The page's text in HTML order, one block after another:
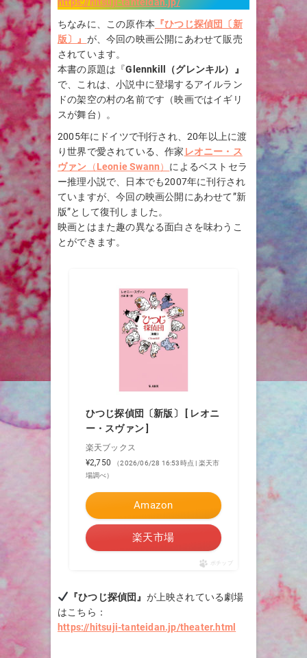
ちなみに、この原作本 『ひつじ探偵団〔新
版〕』 が、今回の映画公開にあわせて販売
されています。
本書の原題は『Glennkill（グレンキル）』
で、これは、小説中に登場するアイルラン
ドの架空の村の名前です（映画ではイギリ
スが舞台）。
2005年にドイツで刊行され、20年以上に渡
り世界で愛されている、作家 レオニー・ス
ヴァン （Leonie Swann） によるベストセラ
ー推理小説で、日本でも2007年に刊行され
ていますが、今回の映画公開にあわせて”新
版”として復刊しました。
映画とはまた趣の異なる面白さを味わうこ
とができます。
ひつじ探偵団〔新版〕 [ レオニ
ー・スヴァン ]
楽天ブックス
¥2,750
（2026/06/28 16:53時点 | 楽天市
場調べ）
Amazon
楽天市場
ポチップ
『ひつじ探偵団』 が上映されている劇場
はこちら：
https://hitsuji-tanteidan.jp/theater.html